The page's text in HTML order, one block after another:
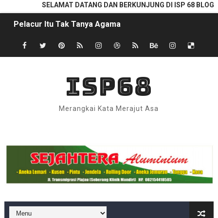
SELAMAT DATANG DAN BERKUNJUNG DI ISP 68 BLOG
Pelacur Itu Tak Tanya Agama
Al Qur’an menurut Pandangan Muhammad Abduh
Qunut Shubuh, Antara Yang Menganggap Sunnah dan
Percaya Tuhan Atau Tidak, Kita Hidup di Bumi Yang
Perayaan Arba Musta'mir Juga Ada di Agama Sunda
PAD Kotabaru Ternyata Cuma 10 Persen Dari APBD
ISP68
Merangkai Kata Merajut Asa